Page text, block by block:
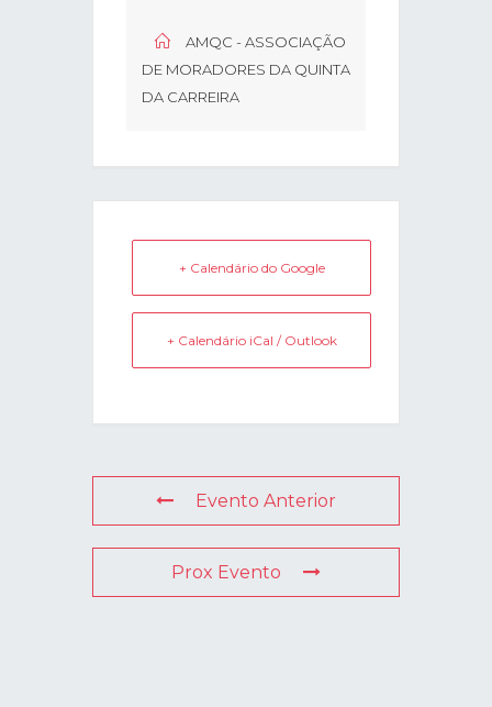
AMQC - ASSOCIAÇÃO
DE MORADORES DA QUINTA
DA CARREIRA
+ Calendário do Google
+ Calendário iCal / Outlook
Evento Anterior
Prox Evento